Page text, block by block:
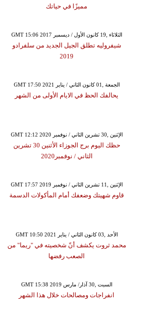
مميزًا في حياتك
GMT 15:06 2017 الثلاثاء ,19 كانون الأول / ديسمبر
شيفروليه تطلق الجيل الجديد من سلفرادو
2019
GMT 17:50 2021 الجمعة ,01 كانون الثاني / يناير
يحالفك الحظ في الايام الأولى من الشهر
GMT 12:12 2020 الإثنين ,30 تشرين الثاني / نوفمبر
حظك اليوم برج الجوزاء الأثنين 30 تشرين
الثاني / نوفمبر2020
GMT 17:57 2019 الإثنين ,11 تشرين الثاني / نوفمبر
قاوم شهيتك وضعفك أمام المأكولات الدسمة
GMT 10:50 2021 الأحد ,03 كانون الثاني / يناير
محمد ثروت يكشف أنّ شخصيته في "ريما" من
الصعب رفضها
GMT 15:38 2019 السبت ,30 آذار/ مارس
انفراجات ومصالحات خلال هذا الشهر